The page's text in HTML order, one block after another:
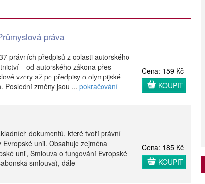
práva
právních předpisů z oblasti autorského
– od autorského zákona přes
vzory až po předpisy o olympijské
Poslední změny jsou ... pokračování
Cena: 159 Kč
KOUPIT
dokumentů, které tvoří právní
unii. Obsahuje zejména
unii, Smlouva o fungování Evropské
smlouva), dále
Cena: 185 Kč
KOUPIT